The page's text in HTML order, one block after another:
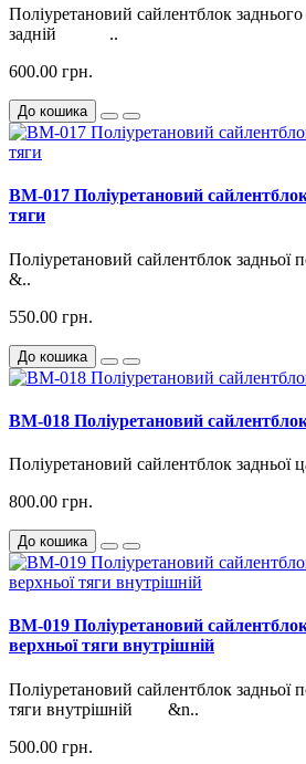
Поліуретановий сайлентблок
задній ..
600.00 грн.
До кошика
BM-017 Поліуретановий сайлентблок
тяги
Поліуретановий сайлентблок
&..
550.00 грн.
До кошика
BM-018 Поліуретановий
Поліуретановий сайлентблок
800.00 грн.
До кошика
BM-019 Поліуретановий сайлентблок
верхньої тяги внутрішній
Поліуретановий сайлентблок задньої
тяги внутрішній &n..
500.00 грн.